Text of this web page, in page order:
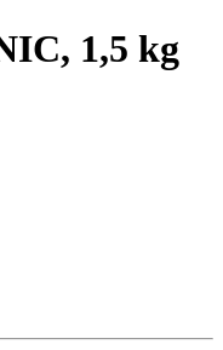
1,5 kg